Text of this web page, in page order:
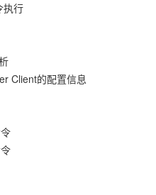
行
Client的配置信息